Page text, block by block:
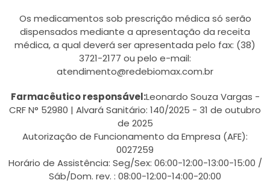
Os medicamentos sob prescrição médica só serão
dispensados mediante a apresentação da receita
médica, a qual deverá ser apresentada pelo fax: (38)
3721-2177 ou pelo e-mail:
atendimento@redebiomax.com.br
Farmacêutico responsável:Leonardo Souza Vargas -
CRF N° 52980 | Alvará Sanitário: 140/2025 - 31 de outubro
de 2025
Autorização de Funcionamento da Empresa (AFE):
0027259
Horário de Assistência: Seg/Sex: 06:00-12:00-13:00-15:00 /
Sáb/Dom. rev. : 08:00-12:00-14:00-20:00